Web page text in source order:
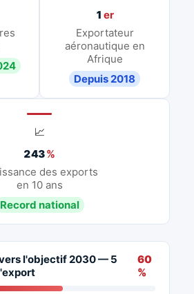
1 er
Exportateur
aéronautique en
Afrique
Depuis 2018
📈
243%
des exports
en 10 ans
Record national
l'objectif 2030 — 5
60
%